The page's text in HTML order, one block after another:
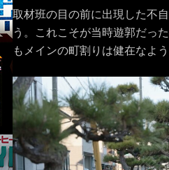
取材班の目の前に出現した不
う。これこそが当時遊郭だっ
もメインの町割りは健在なよう